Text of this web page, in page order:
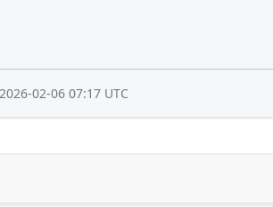
2026-02-06 07:17 UTC